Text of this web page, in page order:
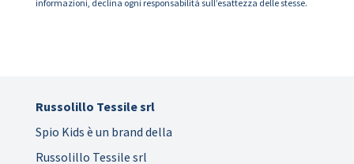
informazioni, declina ogni responsabilità sull’esattezza delle stesse.
Russolillo Tessile srl
Spio Kids è un brand della
Russolillo Tessile srl